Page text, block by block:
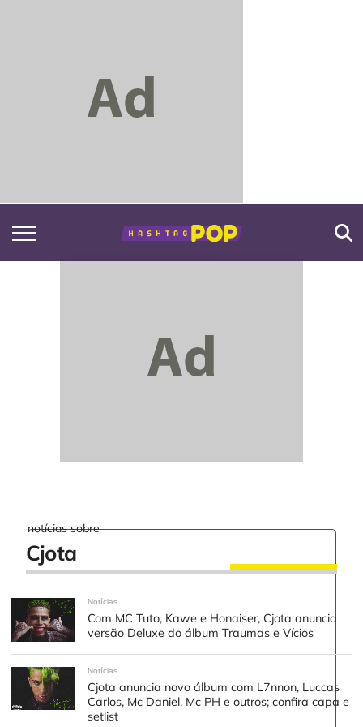
notícias sobre
Cjota
Notícias
Com MC Tuto, Kawe e Honaiser, Cjota anuncia
versão Deluxe do álbum Traumas e Vícios
Notícias
Cjota anuncia novo álbum com L7nnon, Luccas
Carlos, Mc Daniel, Mc PH e outros; confira capa e
setlist